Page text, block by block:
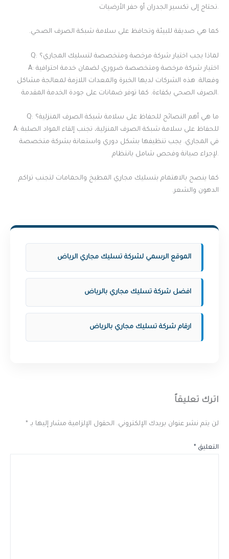
تحتاج إلى تكسير الجدران أو حفر الأرضيات.
كما هي صديقة للبيئة وتحافظ على سلامة شبكة الصرف الصحي.
Q: لماذا يجب اختيار شركة مرخصة ومتخصصة لتسليك المجاري؟
A: اختيار شركة مرخصة ومتخصصة ضروري لضمان خدمة احترافية
وفعالة. هذه الشركات لديها الخبرة والمعدات اللازمة لمعالجة مشاكل
الصرف الصحي بكفاءة. كما توفر ضمانات على جودة الخدمة المقدمة.
Q: ما هي أهم النصائح للحفاظ على سلامة شبكة الصرف المنزلية؟
A: للحفاظ على سلامة شبكة الصرف المنزلية، تجنب إلقاء المواد الصلبة
في المجاري. يجب تنظيفها بشكل دوري واستعانة بشركة متخصصة
لإجراء صيانة وفحص شامل بانتظام.
كما ينصح بالاهتمام بتسليك مجاري المطبخ والحمامات لتجنب تراكم
الدهون والشعر.
الموقع الرسمي لشركة تسليك مجاري الرياض
افضل شركة تسليك مجاري بالرياض
ارقام شركة تسليك مجاري بالرياض
اترك تعليقاً
لن يتم نشر عنوان بريدك الإلكتروني. الحقول الإلزامية مشار إليها بـ *
التعليق *